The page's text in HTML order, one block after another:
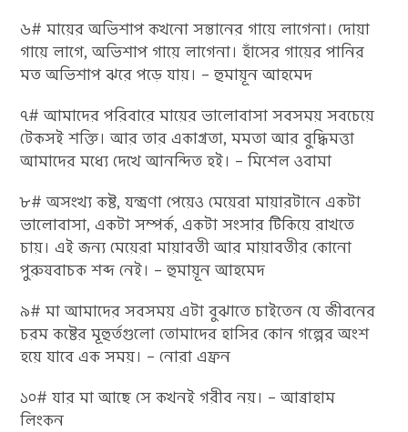
৬# মায়ের অভিশাপ কখনো সন্তানের গায়ে লাগেনা। দোয়া
গায়ে লাগে, অভিশাপ গায়ে লাগেনা। হাঁসের গায়ের পানির
মত অভিশাপ ঝরে পড়ে যায়। – হুমায়ূন আহমেদ
৭# আমাদের পরিবারে মায়ের ভালোবাসা সবসময় সবচেয়ে
টেকসই শক্তি। আর তার একাগ্রতা, মমতা আর বুদ্ধিমত্তা
আমাদের মধ্যে দেখে আনন্দিত হই। – মিশেল ওবামা
৮# অসংখ্য কষ্ট, যন্ত্রণা পেয়েও মেয়েরা মায়ারটানে একটা
ভালোবাসা, একটা সম্পর্ক, একটা সংসার টিকিয়ে রাখতে
চায়। এই জন্য মেয়েরা মায়াবতী আর মায়াবতীর কোনো
পুরুষবাচক শব্দ নেই। – হুমায়ূন আহমেদ
৯# মা আমাদের সবসময় এটা বুঝাতে চাইতেন যে জীবনের
চরম কষ্টের মূহুর্তগুলো তোমাদের হাসির কোন গল্পের অংশ
হয়ে যাবে এক সময়। – নোরা এফ্রন
১০# যার মা আছে সে কখনই গরীব নয়। – আব্রাহাম
লিংকন